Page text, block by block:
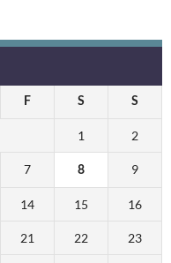
F S S
1 2
7 8 9
14 15 16
21 22 23